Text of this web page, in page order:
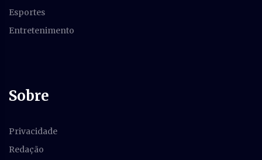
Esportes
Entretenimento
Sobre
Privacidade
Redação